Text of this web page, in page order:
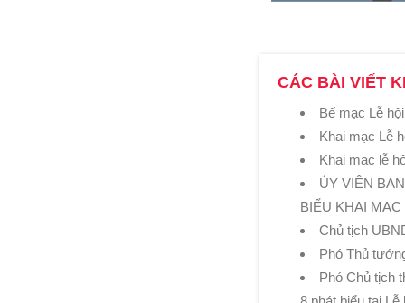
CÁC BÀI VIẾT
Bế mạc Lễ
Khai mạc Lễ
Khai mạc lễ
ỦY VIÊN
BIỂU KHAI
Chủ tịch
Phó Thủ
Phó Chủ tịch